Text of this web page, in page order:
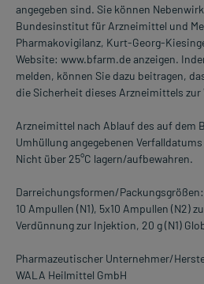
angegeben sind. Sie können
Bundesinstitut für Arzneimittel und
Pharmakovigilanz, Kurt-Georg-
Website: www.bfarm.de anzeigen.
melden, können Sie dazu beitragen,
die Sicherheit dieses Arzneimittels zur
Arzneimittel nach Ablauf des auf dem
Umhüllung angegebenen
Nicht über 25°C lagern/aufbewahren.
Darreichungsformen/Packungsgrößen:
10 Ampullen (N1), 5x10 Ampullen (N2)
Verdünnung zur Injektion, 20 g (N1)
Pharmazeutischer Unternehmer/
WALA Heilmittel GmbH